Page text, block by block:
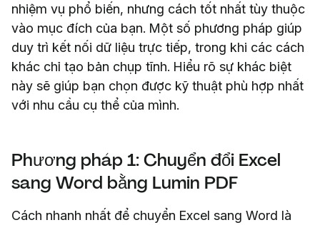
nhiệm vụ phổ biến, nhưng cách tốt nhất tùy thuộc
vào mục đích của bạn. Một số phương pháp giúp
duy trì kết nối dữ liệu trực tiếp, trong khi các cách
khác chỉ tạo bản chụp tĩnh. Hiểu rõ sự khác biệt
này sẽ giúp bạn chọn được kỹ thuật phù hợp nhất
với nhu cầu cụ thể của mình.
Phương pháp 1: Chuyển đổi Excel
sang Word bằng Lumin PDF
Cách nhanh nhất để chuyển Excel sang Word là